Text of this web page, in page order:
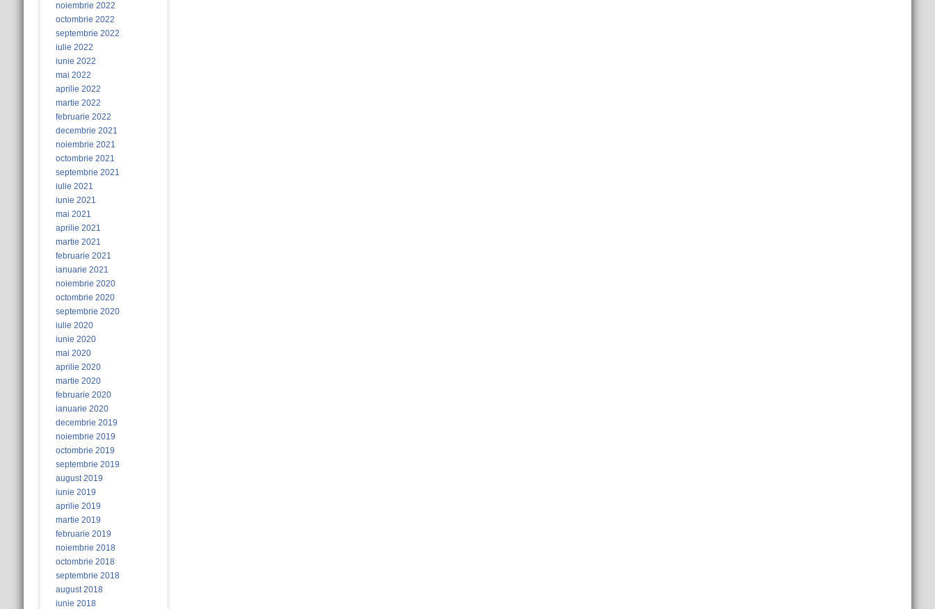
noiembrie 2022
octombrie 2022
septembrie 2022
iulie 2022
iunie 2022
mai 2022
aprilie 2022
martie 2022
februarie 2022
decembrie 2021
noiembrie 2021
octombrie 2021
septembrie 2021
iulie 2021
iunie 2021
mai 2021
aprilie 2021
martie 2021
februarie 2021
ianuarie 2021
noiembrie 2020
octombrie 2020
septembrie 2020
iulie 2020
iunie 2020
mai 2020
aprilie 2020
martie 2020
februarie 2020
ianuarie 2020
decembrie 2019
noiembrie 2019
octombrie 2019
septembrie 2019
august 2019
iunie 2019
aprilie 2019
martie 2019
februarie 2019
noiembrie 2018
octombrie 2018
septembrie 2018
august 2018
iunie 2018